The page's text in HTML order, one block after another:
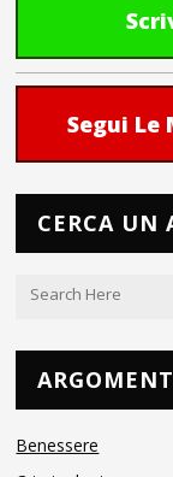
Segui Le
CERCA UN
Benessere